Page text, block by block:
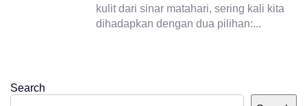
kulit dari sinar matahari, sering kali kita
dihadapkan dengan dua pilihan:...
Search